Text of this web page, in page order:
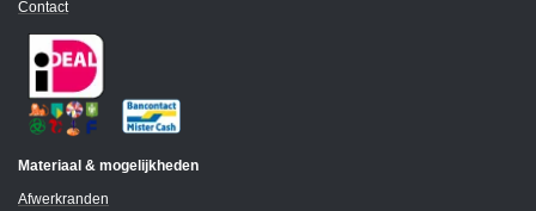
Contact
Materiaal & mogelijkheden
Afwerkranden